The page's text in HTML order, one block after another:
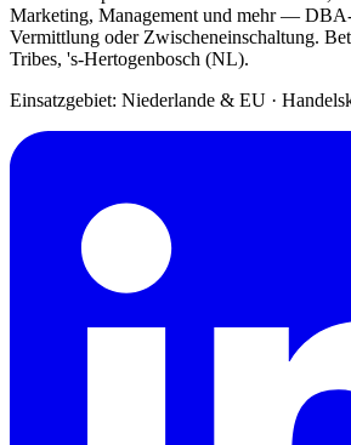
Marketing, Management und mehr —
Vermittlung oder Zwischeneinschaltung.
Tribes, 's-Hertogenbosch (NL).
Einsatzgebiet: Niederlande & EU ·